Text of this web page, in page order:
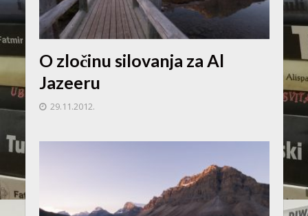
O zločinu silovanja za Al
Jazeeru
29.11.2012.